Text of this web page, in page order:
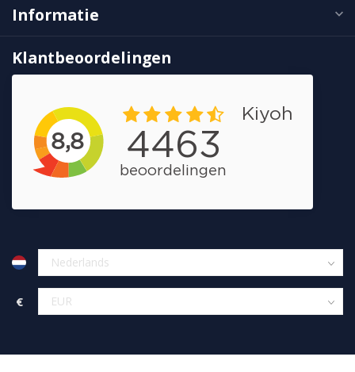
Informatie
Klantbeoordelingen
€